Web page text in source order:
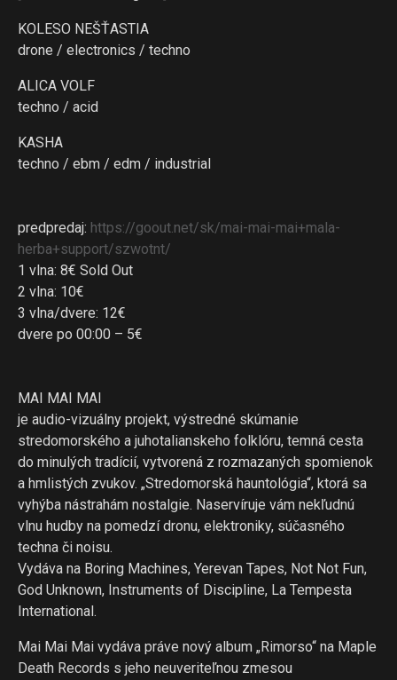
KOLESO NEŠŤASTIA
drone / electronics / techno
ALICA VOLF
techno / acid
KASHA
techno / ebm / edm / industrial
predpredaj: https://goout.net/sk/mai-mai-mai+mala-
herba+support/szwotnt/
1 vlna: 8€ Sold Out
2 vlna: 10€
3 vlna/dvere: 12€
dvere po 00:00 – 5€
MAI MAI MAI
je audio-vizuálny projekt, výstredné skúmanie
stredomorského a juhotalianskeho folklóru, temná cesta
do minulých tradícií, vytvorená z rozmazaných spomienok
a hmlistých zvukov. „Stredomorská hauntológia“, ktorá sa
vyhýba nástrahám nostalgie. Naservíruje vám nekľudnú
vlnu hudby na pomedzí dronu, elektroniky, súčasného
techna či noisu.
Vydáva na Boring Machines, Yerevan Tapes, Not Not Fun,
God Unknown, Instruments of Discipline, La Tempesta
International.
Mai Mai Mai vydáva práve nový album „Rimorso“ na Maple
Death Records s jeho neuveriteľnou zmesou